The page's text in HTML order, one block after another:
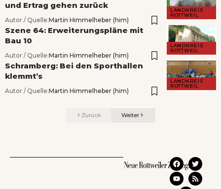
LANDKREIS
ROTTWEIL
und Ertrag gehen zurück
Autor / Quelle:Martin Himmelheber (him)
LANDKREIS
ROTTWEIL
Szene 64: Erweiterungspläne mit
Bau 10
Autor / Quelle:Martin Himmelheber (him)
LANDKREIS
ROTTWEIL
Schramberg: Bei den Sporthallen
klemmt’s
Autor / Quelle:Martin Himmelheber (him)
Zurück Weiter